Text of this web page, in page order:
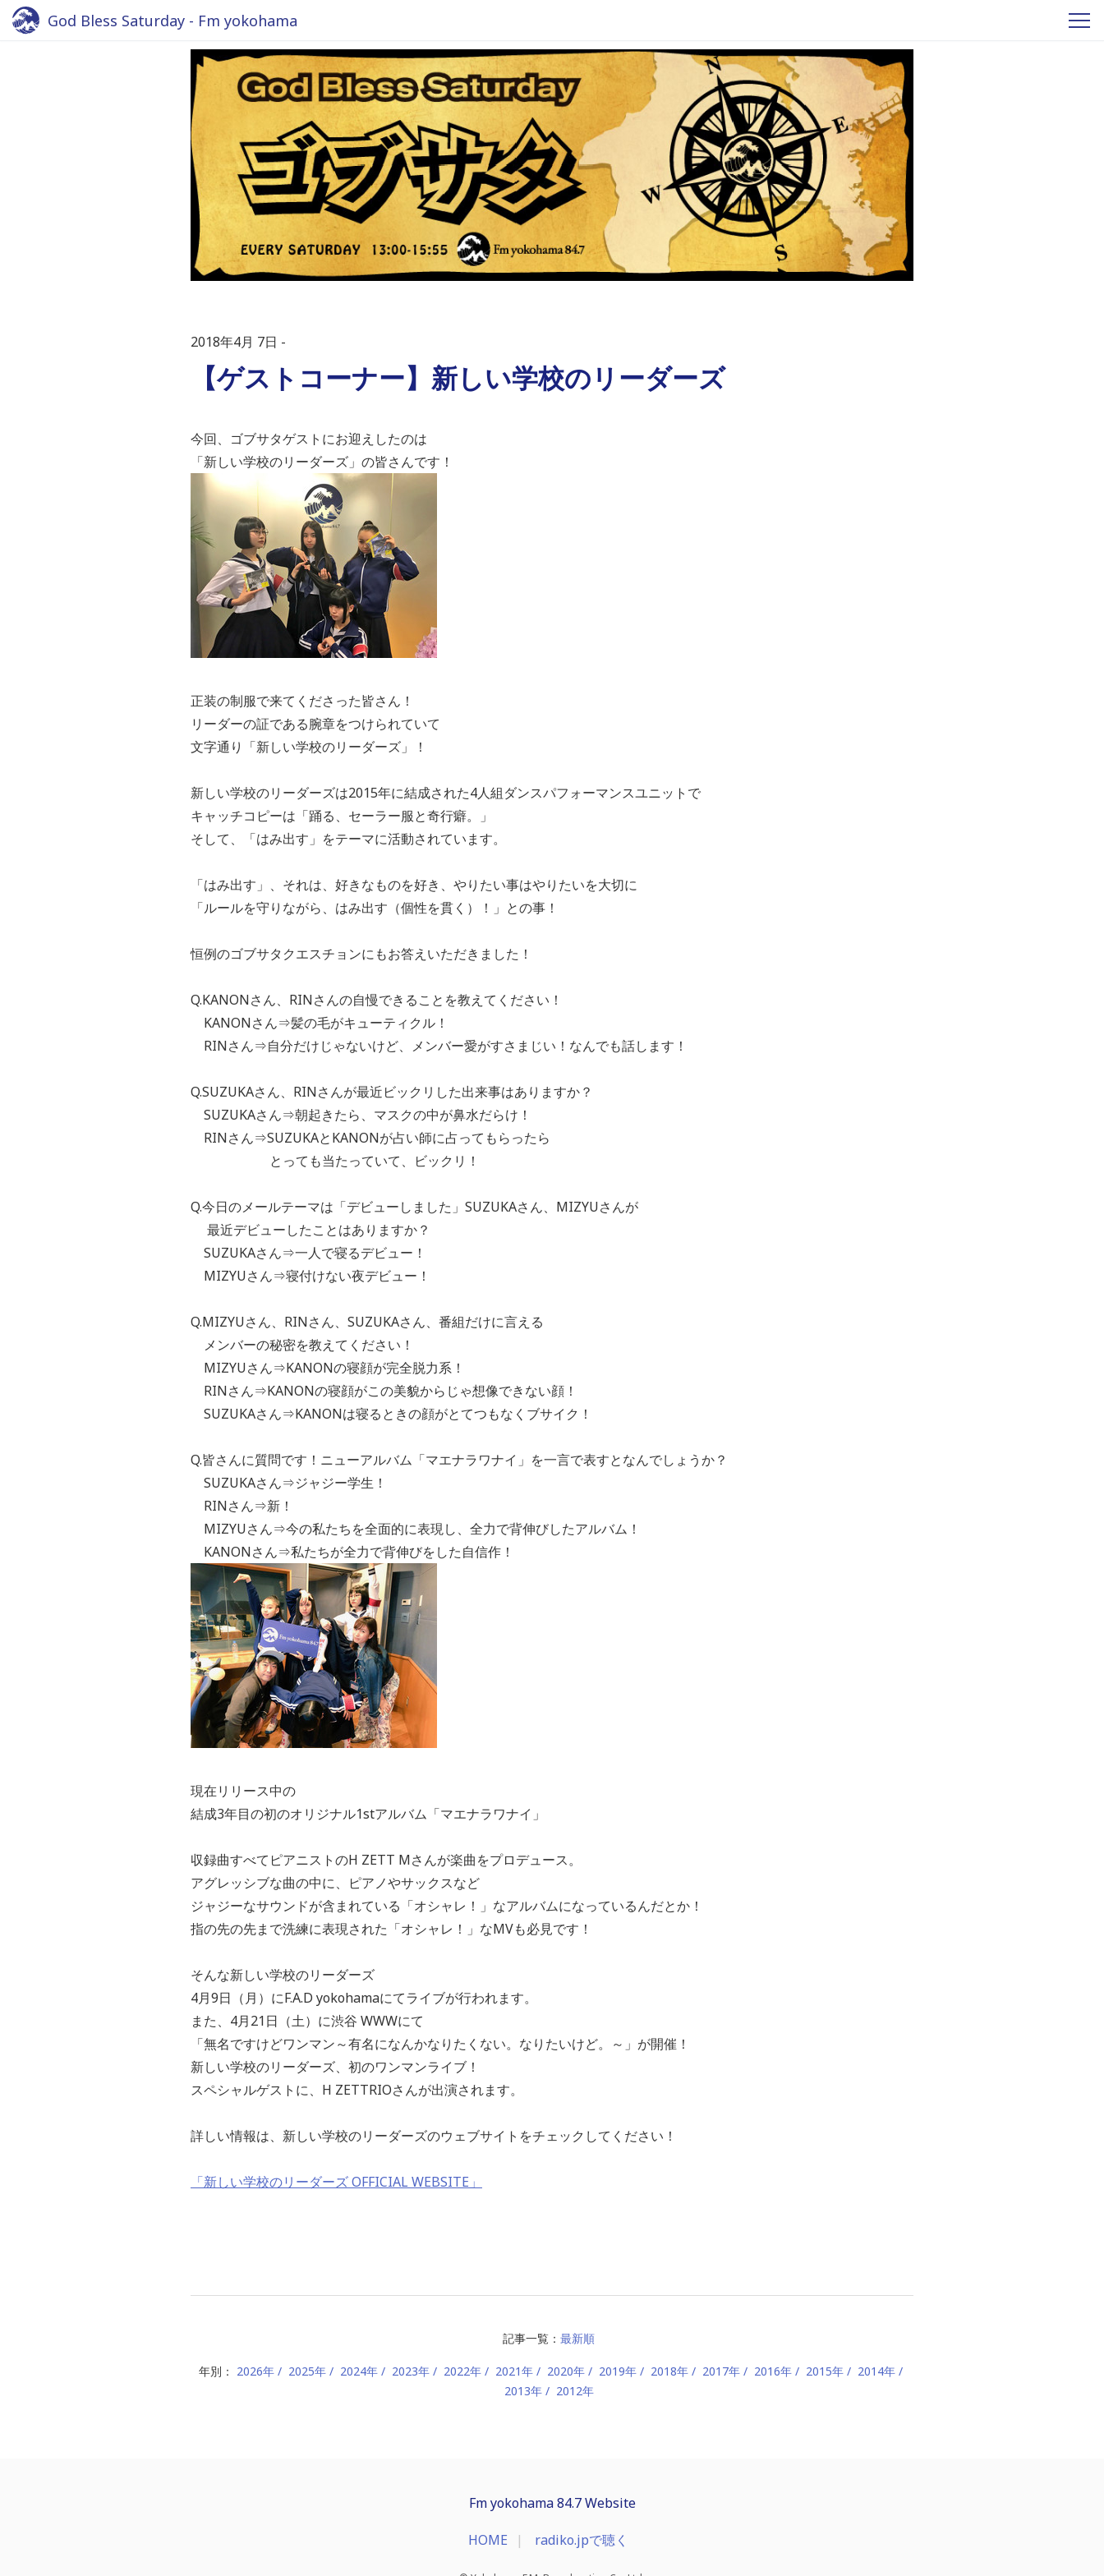
God Bless Saturday - Fm yokohama
2018年4月 7日
【ゲストコーナー】新しい学校のリーダーズ
今回、ゴブサタゲストにお迎えしたのは
「新しい学校のリーダーズ」の皆さんです！
正装の制服で来てくださった皆さん！
リーダーの証である腕章をつけられていて
文字通り「新しい学校のリーダーズ」！
新しい学校のリーダーズは2015年に結成された4人組ダンスパフォーマンスユニットで
キャッチコピーは「踊る、セーラー服と奇行癖。」
そして、「はみ出す」をテーマに活動されています。
「はみ出す」、それは、好きなものを好き、やりたい事はやりたいを大切に
「ルールを守りながら、はみ出す（個性を貫く）！」との事！
恒例のゴブサタクエスチョンにもお答えいただきました！
Q.KANONさん、RINさんの自慢できることを教えてください！
KANONさん⇒髪の毛がキューティクル！
RINさん⇒自分だけじゃないけど、メンバー愛がすさまじい！なんでも話します！
Q.SUZUKAさん、RINさんが最近ビックリした出来事はありますか？
SUZUKAさん⇒朝起きたら、マスクの中が鼻水だらけ！
RINさん⇒SUZUKAとKANONが占い師に占ってもらったら
とっても当たっていて、ビックリ！
Q.今日のメールテーマは「デビューしました」SUZUKAさん、MIZYUさんが
最近デビューしたことはありますか？
SUZUKAさん⇒一人で寝るデビュー！
MIZYUさん⇒寝付けない夜デビュー！
Q.MIZYUさん、RINさん、SUZUKAさん、番組だけに言える
メンバーの秘密を教えてください！
MIZYUさん⇒KANONの寝顔が完全脱力系！
RINさん⇒KANONの寝顔がこの美貌からじゃ想像できない顔！
SUZUKAさん⇒KANONは寝るときの顔がとてつもなくブサイク！
Q.皆さんに質問です！ニューアルバム「マエナラワナイ」を一言で表すとなんでしょうか？
SUZUKAさん⇒ジャジー学生！
RINさん⇒新！
MIZYUさん⇒今の私たちを全面的に表現し、全力で背伸びしたアルバム！
KANONさん⇒私たちが全力で背伸びをした自信作！
現在リリース中の
結成3年目の初のオリジナル1stアルバム「マエナラワナイ」
収録曲すべてピアニストのH ZETT Mさんが楽曲をプロデュース。
アグレッシブな曲の中に、ピアノやサックスなど
ジャジーなサウンドが含まれている「オシャレ！」なアルバムになっているんだとか！
指の先の先まで洗練に表現された「オシャレ！」なMVも必見です！
そんな新しい学校のリーダーズ
4月9日（月）にF.A.D yokohamaにてライブが行われます。
また、4月21日（土）に渋谷 WWWにて
「無名ですけどワンマン～有名になんかなりたくない。なりたいけど。～」が開催！
新しい学校のリーダーズ、初のワンマンライブ！
スペシャルゲストに、H ZETTRIOさんが出演されます。
詳しい情報は、新しい学校のリーダーズのウェブサイトをチェックしてください！
「新しい学校のリーダーズ OFFICIAL WEBSITE」
記事一覧： 最新順
年別： 2026年 2025年 2024年 2023年 2022年 2021年 2020年 2019年 2018年 2017年 2016年 2015年
2014年
2013年
2012年
Fm yokohama 84.7 Website
HOME radiko.jpで聴く